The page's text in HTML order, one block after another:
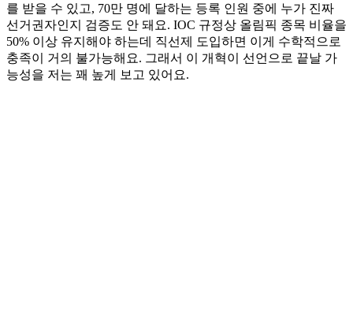
를 받을 수 있고, 70만 명에 달하는 등록 인원 중에 누가 진짜
선거권자인지 검증도 안 돼요. IOC 규정상 올림픽 종목 비율을
50% 이상 유지해야 하는데 직선제 도입하면 이게 수학적으로
충족이 거의 불가능해요. 그래서 이 개혁이 선언으로 끝날 가
능성을 저는 꽤 높게 보고 있어요.